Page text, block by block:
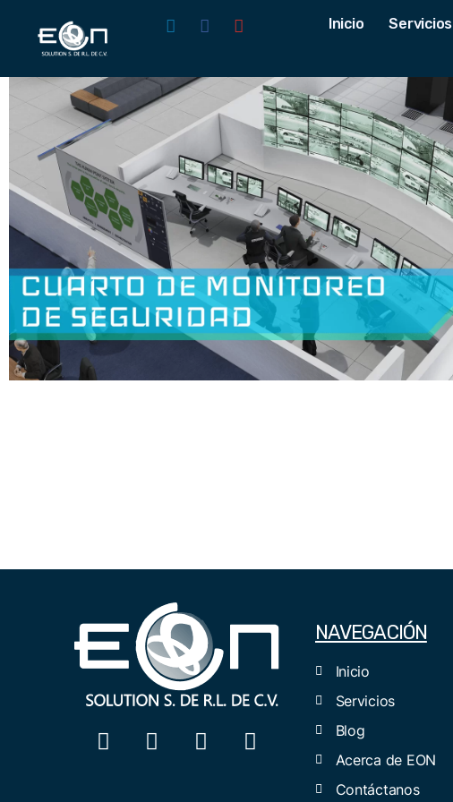
Inicio Servicios
NAVEGACIÓN
Inicio
Servicios
Blog
Acerca de EON
Contáctanos